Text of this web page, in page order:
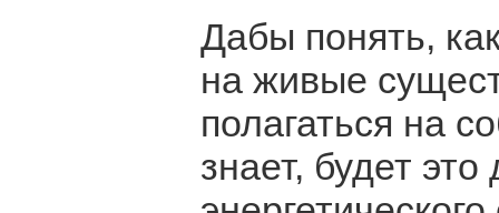
Дабы понять,
на живые
полагаться на
знает, будет